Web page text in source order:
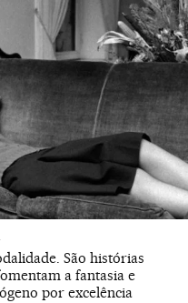
São histórias
a fantasia e
por excelência